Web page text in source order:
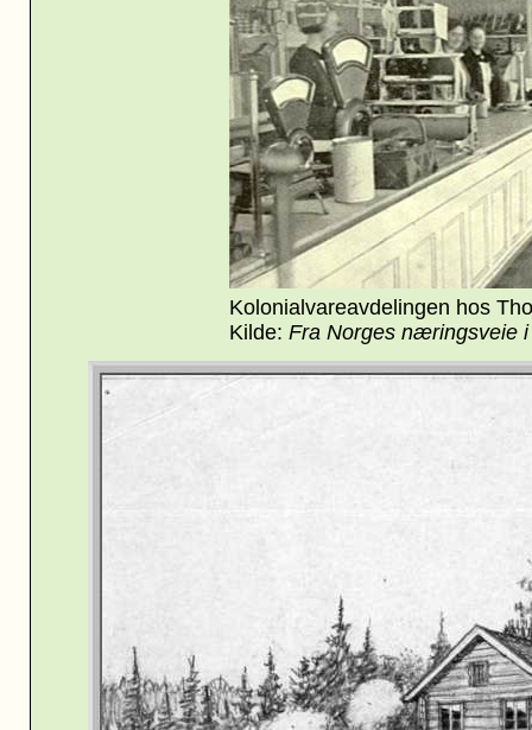
Kolonialvareavdelingen hos
Kilde: Fra Norges næringsveie